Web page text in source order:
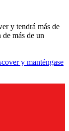
y tendrá más de
más de un
y manténgase